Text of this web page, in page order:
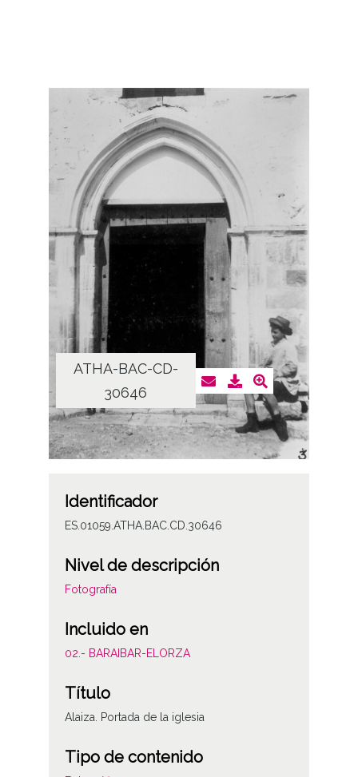
ATHA-BAC-CD-
30646
Identificador
ES.01059.ATHA.BAC.CD.30646
Nivel de descripción
Fotografía
Incluido en
02.- BARAIBAR-ELORZA
Título
Alaiza. Portada de la iglesia
Tipo de contenido